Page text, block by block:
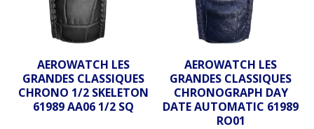
AEROWATCH LES
GRANDES CLASSIQUES
CHRONO 1/2 SKELETON
61989 AA06 1/2 SQ
AEROWATCH LES
GRANDES CLASSIQUES
CHRONOGRAPH DAY
DATE AUTOMATIC 61989
RO01